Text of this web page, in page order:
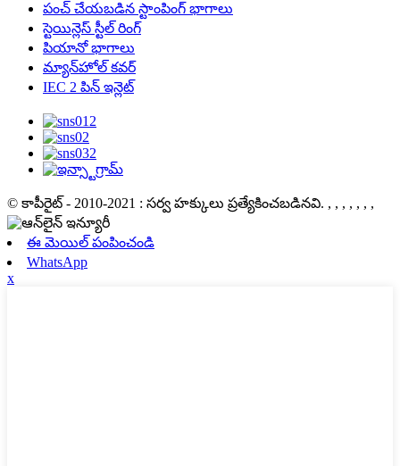
పంచ్ చేయబడిన స్టాంపింగ్ భాగాలు
స్టెయిన్లెస్ స్టీల్ రింగ్
పియానో ​​భాగాలు
మ్యాన్‌హోల్ కవర్
IEC 2 పిన్ ఇన్లెట్
© కాపీరైట్ - 2010-2021 : సర్వ హక్కులు ప్రత్యేకించబడినవి. , , , , , , ,
ఈ మెయిల్ పంపించండి
WhatsApp
x